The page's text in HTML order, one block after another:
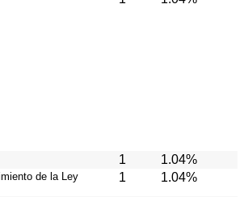
1 1.04%
de la Ley
1 1.04%